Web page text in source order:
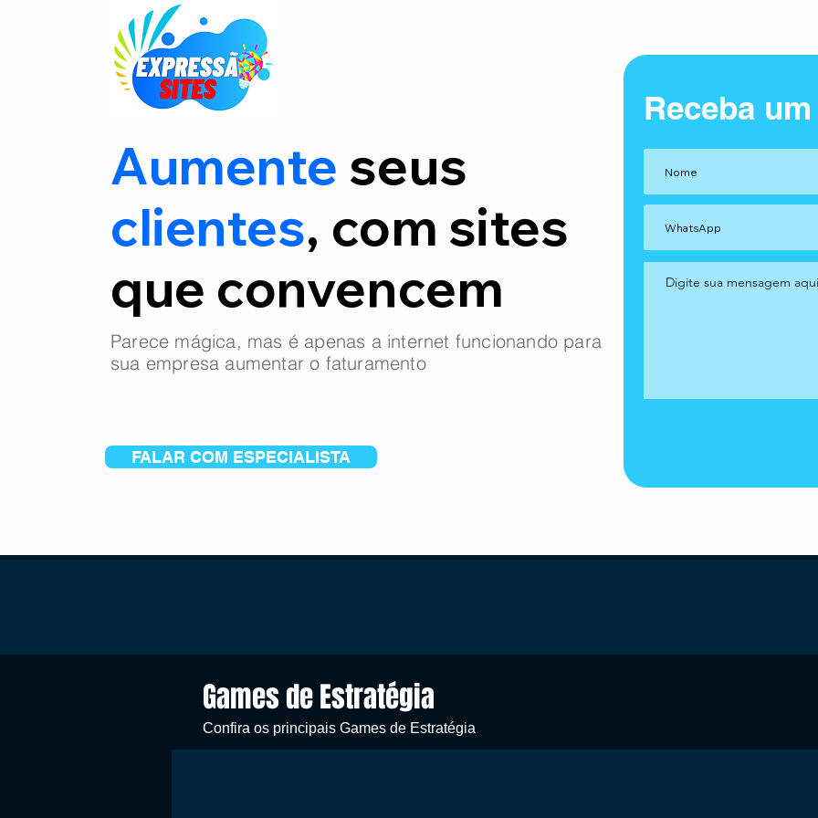
Aumente seus
clientes, com sites
que convencem
Parece mágica, mas é apenas a internet funcionando para
sua empresa aumentar o faturamento
FALAR COM ESPECIALISTA
Receba
Games de Estratégia
Confira os principais Games de Estratégia